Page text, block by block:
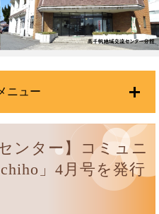
ンター】コミュニ
」4月号を発行
ニュー